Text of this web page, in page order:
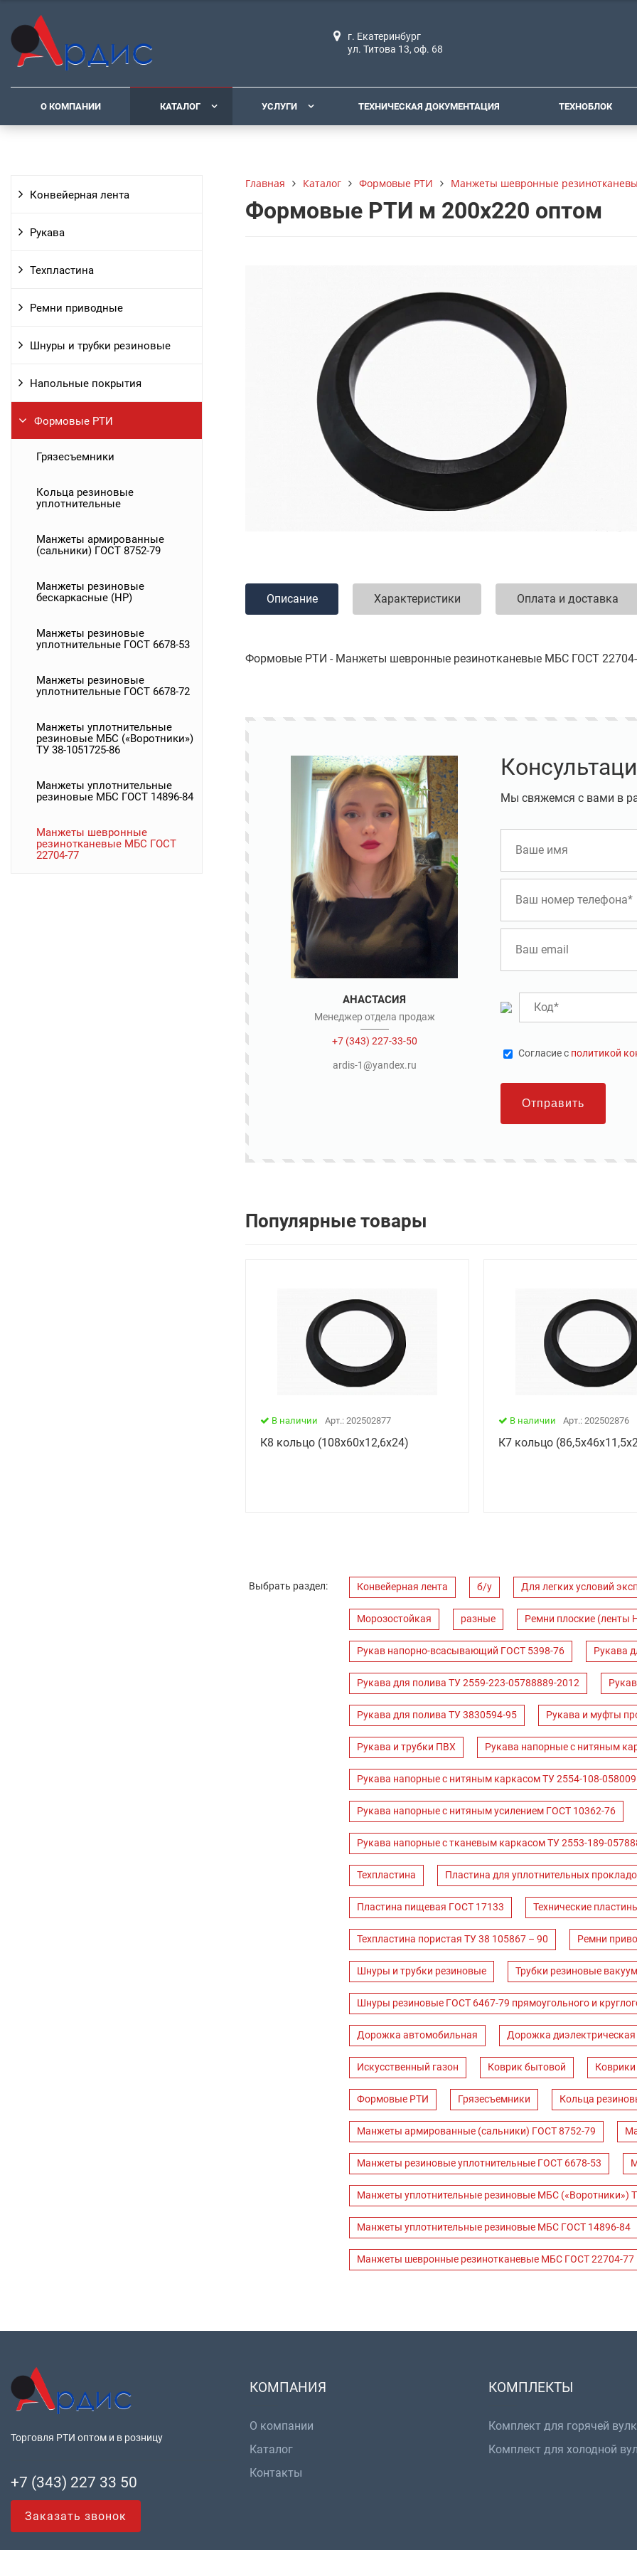
г. Екатеринбург
ул. Титова 13, оф. 68
О КОМПАНИИ КАТАЛОГ УСЛУГИ ТЕХНИЧЕСКАЯ ДОКУМЕНТАЦИЯ ТЕХНОБЛОК
Конвейерная лента
Рукава
Техпластина
Ремни приводные
Шнуры и трубки резиновые
Напольные покрытия
Формовые РТИ
Грязесъемники
Кольца резиновые
уплотнительные
Манжеты армированные
(сальники) ГОСТ 8752-79
Манжеты резиновые
бескаркасные (НР)
Манжеты резиновые
уплотнительные ГОСТ 6678-53
Манжеты резиновые
уплотнительные ГОСТ 6678-72
Манжеты уплотнительные
резиновые МБС («Воротники»)
ТУ 38-1051725-86
Манжеты уплотнительные
резиновые МБС ГОСТ 14896-84
Манжеты шевронные
резинотканевые МБС ГОСТ
22704-77
Главная Каталог Формовые РТИ Манжеты шевронные
Формовые РТИ м 200х220 оптом
Описание Характеристики Оплата и доставка
Формовые РТИ - Манжеты шевронные резинотканевые МБС ГОСТ
АНАСТАСИЯ
Менеджер отдела продаж
+7 (343) 227-33-50
ardis-1@yandex.ru
Мы свяжемся с вами в
Cогласие с политикой
Отправить
Популярные товары
В наличии Арт.: 202502877
К8 кольцо (108х60х12,6х24)
В наличии Арт.: 202502876
К7 кольцо
Выбрать раздел: Конвейерная лента б/у Для легких условий
Морозостойкая разные Ремни плоские (ленты
Рукав напорно-всасывающий ГОСТ 5398-76 Рукава
Рукава для полива ТУ 2559-223-05788889-2012
Рукава для полива ТУ 3830594-95 Рукава и муфты
Рукава и трубки ПВХ Рукава напорные с нитяным
Рукава напорные с нитяным каркасом ТУ 2554-108-
Рукава напорные с нитяным усилением ГОСТ 10362-76
Рукава напорные с тканевым каркасом ТУ 2553-189-
Техпластина Пластина для уплотнительных
Пластина пищевая ГОСТ 17133 Технические
Техпластина пористая ТУ 38 105867 – 90 Ремни
Шнуры и трубки резиновые Трубки резиновые
Шнуры резиновые ГОСТ 6467-79 прямоугольного и
Дорожка автомобильная Дорожка диэлектрическая
Искусственный газон Коврик бытовой Коврики
Формовые РТИ Грязесъемники Кольца
Манжеты армированные (сальники) ГОСТ 8752-79
Манжеты резиновые уплотнительные ГОСТ 6678-53
Манжеты уплотнительные резиновые МБС («Воротники»)
Манжеты уплотнительные резиновые МБС ГОСТ 14896-84
Манжеты шевронные резинотканевые МБС ГОСТ 22704-77
Торговля РТИ оптом и в розницу
+7 (343) 227 33 50
Заказать звонок
КОМПАНИЯ
О компании
Каталог
Контакты
КОМПЛЕКТЫ
Комплект для горячей
Комплект для холодной